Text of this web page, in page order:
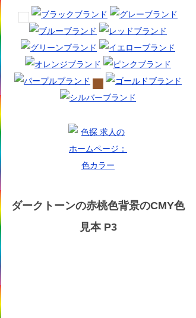
ダークトーンの赤桃色背景のCMY色
見本 P3